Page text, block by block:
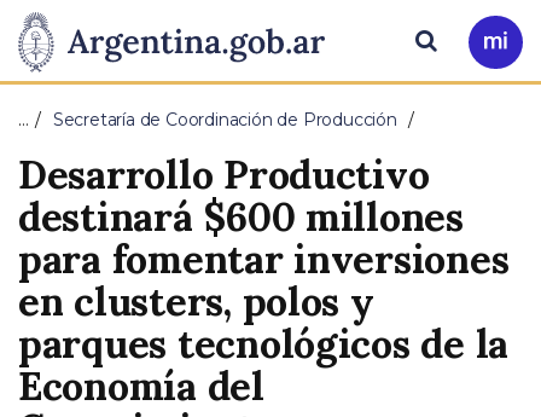
Presidencia
de
la
Nación
Pasar al contenido principal
Ir
a
Buscar
… Secretaría de Coordinación de Producción
Desarrollo Productivo
destinará $600 millones
para fomentar inversiones
en clusters, polos y
parques tecnológicos de la
Economía del